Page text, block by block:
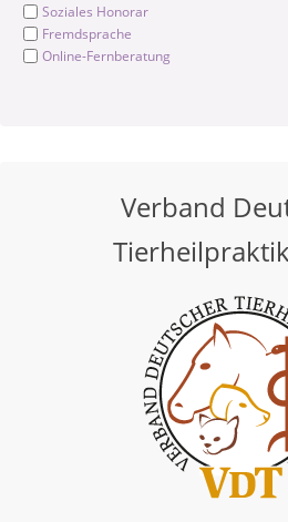
Soziales Honorar
Fremdsprache
Online-Fernberatung
Verband